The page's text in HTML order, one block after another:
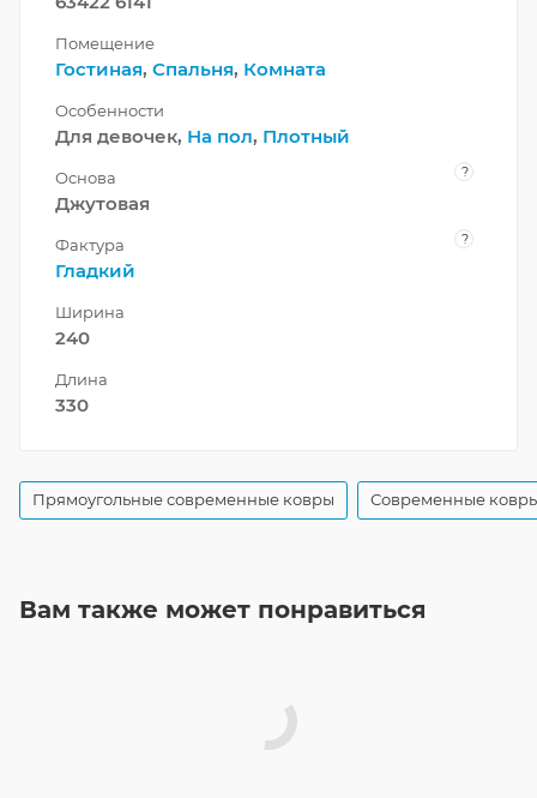
Помещение
Гостиная, Спальня, Комната
Особенности
Для девочек, На пол, Плотный
Основа ?
Джутовая
Фактура ?
Гладкий
Ширина
240
Длина
330
Прямоугольные современные ковры Современные
Вам также может понравиться